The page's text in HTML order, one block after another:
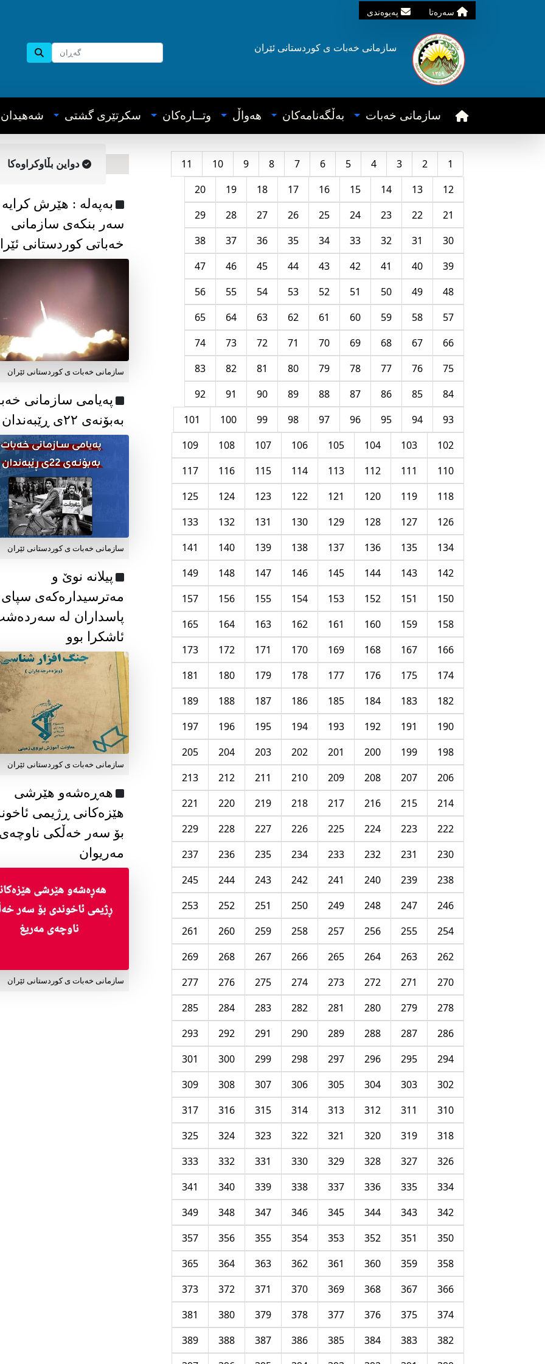
سه‌ره‌تا په‌یوه‌ندی
سازمانی خه‌بات ی کوردستانی ئێران
سازمانی خه‌بات به‌ڵگه‌نامه‌کان هه‌واڵ وتــاره‌کان سکرتێری گشتی شه‌هیدان
1
2
3
4
5
6
7
8
9
10
11
12
13
14
15
16
17
18
19
20
21
22
23
24
25
26
27
28
29
30
31
32
33
34
35
36
37
38
39
40
41
42
43
44
45
46
47
48
49
50
51
52
53
54
55
56
57
58
59
60
61
62
63
64
65
66
67
68
69
70
71
72
73
74
75
76
77
78
79
80
81
82
83
84
85
86
87
88
89
90
91
92
93
94
95
96
97
98
99
100
101
102
103
104
105
106
107
108
109
110
111
112
113
114
115
116
117
118
119
120
121
122
123
124
125
126
127
128
129
130
131
132
133
134
135
136
137
138
139
140
141
142
143
144
145
146
147
148
149
150
151
152
153
154
155
156
157
158
159
160
161
162
163
164
165
166
167
168
169
170
171
172
173
174
175
176
177
178
179
180
181
182
183
184
185
186
187
188
189
190
191
192
193
194
195
196
197
198
199
200
201
202
203
204
205
206
207
208
209
210
211
212
213
214
215
216
217
218
219
220
221
222
223
224
225
226
227
228
229
230
231
232
233
234
235
236
237
238
239
240
241
242
243
244
245
246
247
248
249
250
251
252
253
254
255
256
257
258
259
260
261
262
263
264
265
266
267
268
269
270
271
272
273
274
275
276
277
278
279
280
281
282
283
284
285
286
287
288
289
290
291
292
293
294
295
296
297
298
299
300
301
302
303
304
305
306
307
308
309
310
311
312
313
314
315
316
317
318
319
320
321
322
323
324
325
326
327
328
329
330
331
332
333
334
335
336
337
338
339
340
341
342
343
344
345
346
347
348
349
350
351
352
353
354
355
356
357
358
359
360
361
362
363
364
365
366
367
368
369
370
371
372
373
374
375
376
377
378
379
380
381
382
383
384
385
386
387
388
389
دواین بڵاوکراوه‌کا
به‌په‌له‌ : هێرش کرایە
سەر بنکەی سازمانی
خەباتی کوردستانی
سازمانی خەبات ی کوردستانی ئێران
پەیامی سازمانی
بەبۆنەی ۲۲ی ڕێبەندان
سازمانی خەبات ی كوردستانی ئێران
پیلانە نوێ و
مەترسیدارەکەی سپای
پاسداران لە
ئاشکرا بوو
سازمانی خەبات ی كوردستانی ئێران
هەڕەشەو هێرشی
هێزەکانی ڕژیمی
بۆ سەر خەڵکی
مەریوان
سازمانی خەبات ی کوردستانی ئێران